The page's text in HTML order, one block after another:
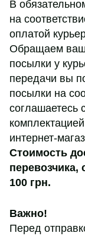
В
на
оплатой
Обращаем
посылки у
передачи вы
посылки на
соглашаетесь
интернет-
Стоимость
перевозчика,
100 грн.
Важно!
Перед